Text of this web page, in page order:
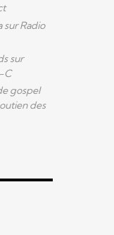
sur Radio
sur
C
gospel
des